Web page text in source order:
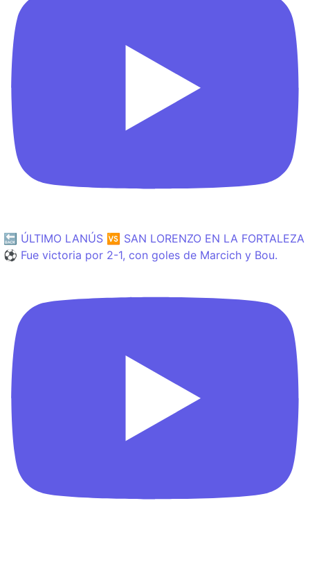
🔙 ÚLTIMO LANÚS 🆚 SAN LORENZO EN LA FORTALEZA
⚽️ Fue victoria por 2-1, con goles de Marcich y Bou.